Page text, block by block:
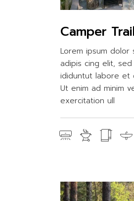
Camper
Lorem ipsum
adipis cing elit,
ididuntut labore et
Ut enim ad minim
exercitation ull